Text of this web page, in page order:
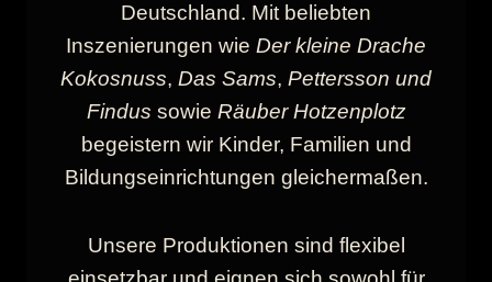
Deutschland. Mit beliebten
Inszenierungen wie Der kleine Drache
Kokosnuss, Das Sams, Pettersson und
Findus sowie Räuber Hotzenplotz
begeistern wir Kinder, Familien und
Bildungseinrichtungen gleichermaßen.
Unsere Produktionen sind flexibel